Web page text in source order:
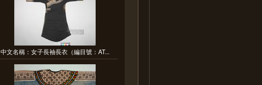
中文名稱：女子長袖長衣（編目號：AT...